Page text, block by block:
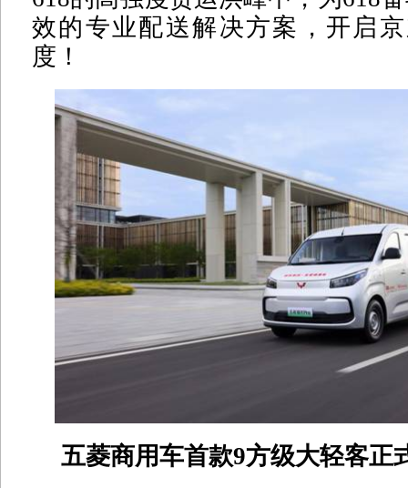
效的专业配送解决方案，开启
度！
五菱商用车首款9方级大轻客正